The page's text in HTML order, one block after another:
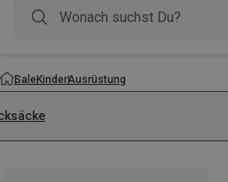
SaleKinderAusrüstung